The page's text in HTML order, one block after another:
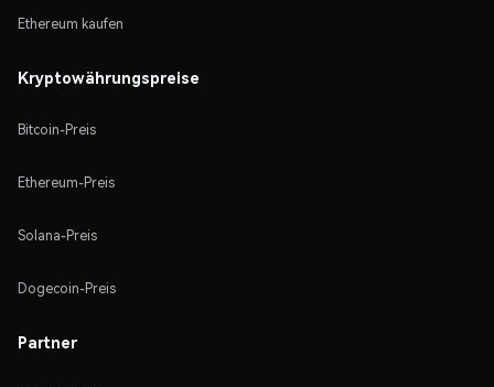
Ethereum kaufen
Kryptowährungspreise
Bitcoin-Preis
Ethereum-Preis
Solana-Preis
Dogecoin-Preis
Partner